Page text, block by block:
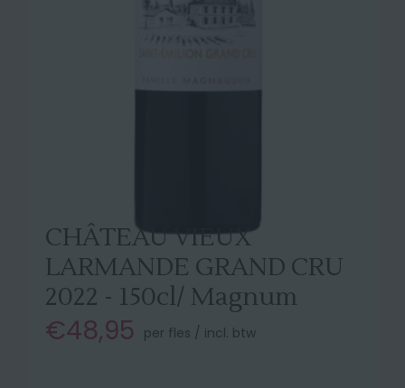
CHÂTEAU VIEUX
LARMANDE GRAND CRU
2022 - 150cl/ Magnum
€48,95 per fles / incl. btw